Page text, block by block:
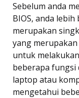
Sebelum anda
BIOS, anda lebih
merupakan
yang
untuk
beberapa fungsi
laptop atau
mengetahui